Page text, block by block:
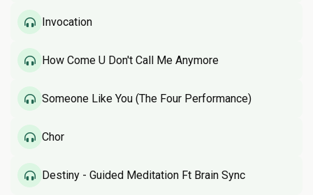
Invocation
How Come U Don't Call Me Anymore
Someone Like You (The Four Performance)
Chor
Destiny - Guided Meditation Ft Brain Sync